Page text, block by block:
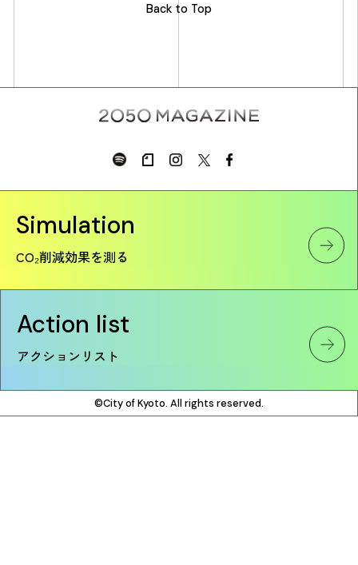
Back to Top
Simulation
CO₂削減効果を測る
Action list
アクションリスト
©City of Kyoto. All rights reserved.